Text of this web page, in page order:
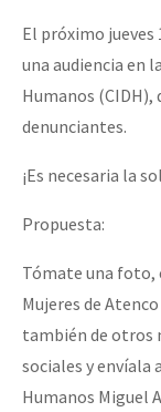
MULTIMEDIA
Audio
Semillero Guerra
la naturaleza bajo
Libros para
Medios Libres
COVID-19
Se o México sabe,
El próximo jueves
una audiencia en
Humanos (CIDH),
denunciantes.
¡Es necesaria la
Propuesta:
Tómate una foto,
Mujeres de
también de otros
sociales y envíala
Humanos Miguel